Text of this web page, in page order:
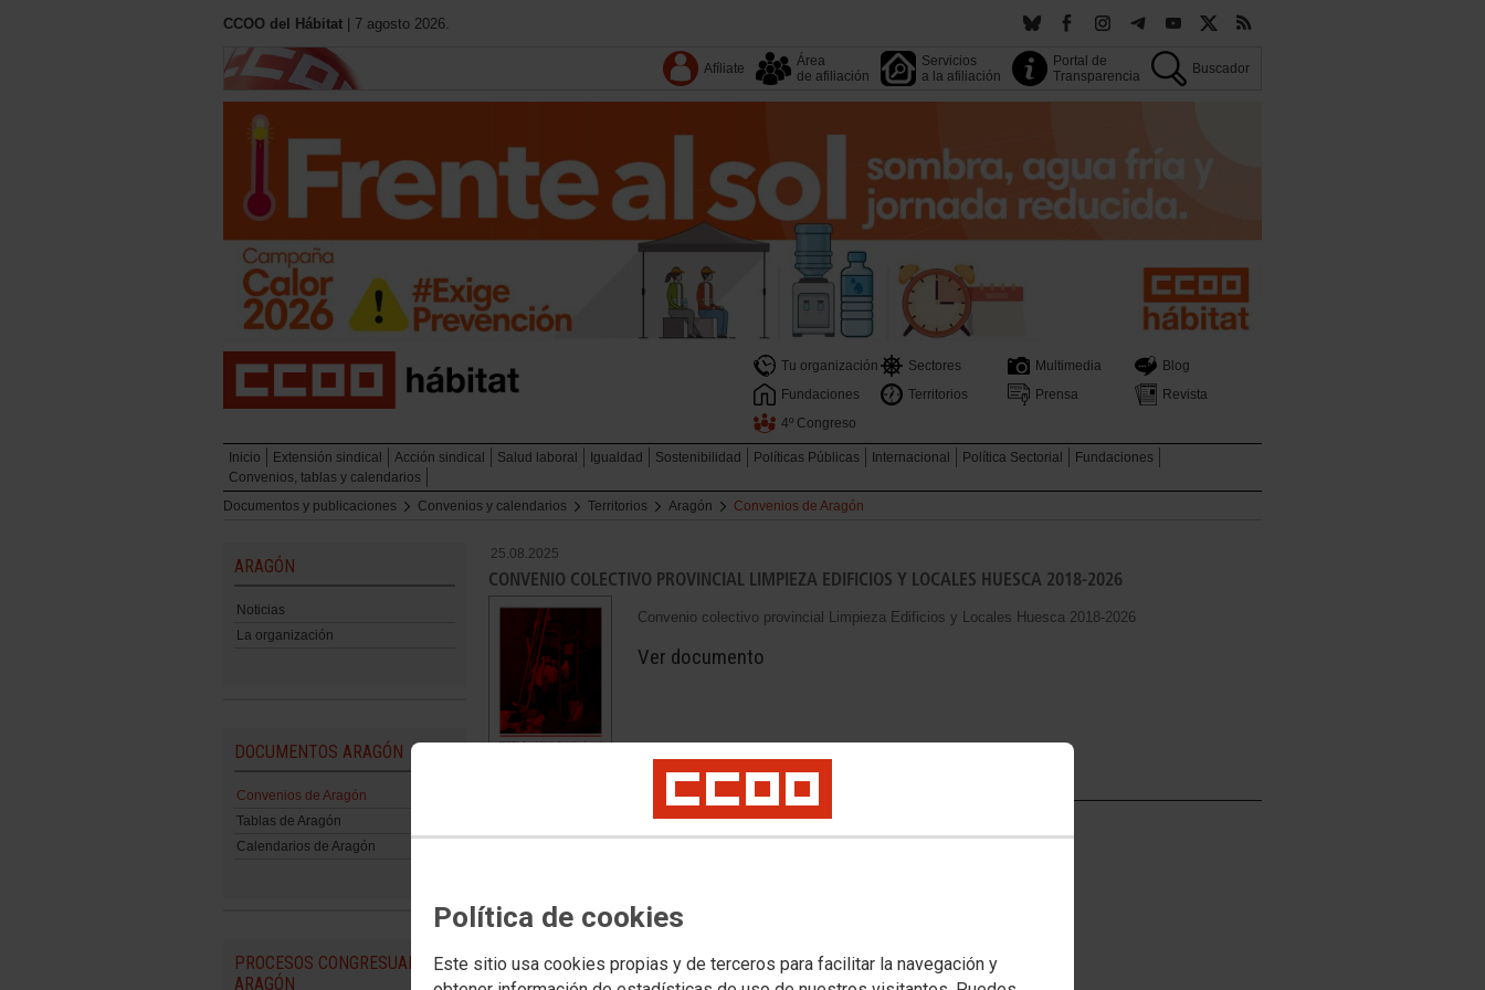
Política de cookies
Este sitio usa cookies propias y de terceros para facilitar la navegación y
CCOO del Hábitat | 7 agosto 2026.
Afíliate
Área
de afiliación
Servicios
a la afiliación
Portal de
Transparencia
Buscador
Tu organización Sectores Multimedia
Blog
Fundaciones
Territorios Prensa
Revista
4º Congreso
Inicio Extensión sindical Acción sindical Salud laboral Igualdad Sostenibilidad Políticas Públicas Internacional Política Sectorial
Fundaciones
Convenios, tablas y calendarios
Documentos y publicaciones
Convenios y calendarios Territorios Aragón Convenios de Aragón
ARAGÓN
Noticias
La organización
DOCUMENTOS ARAGÓN
Convenios de Aragón
Tablas de Aragón
Calendarios de Aragón
PROCESOS CONGRESUALES
ARAGÓN
25.08.2025
CONVENIO COLECTIVO PROVINCIAL LIMPIEZA EDIFICIOS Y LOCALES HUESCA 2018-2026
Convenio colectivo provincial Limpieza Edificios y Locales Huesca 2018-2026
Ver documento
22.08.2025